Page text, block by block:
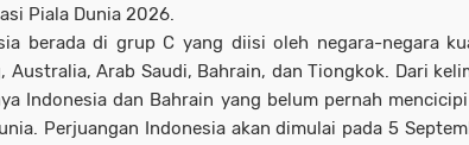
Piala Dunia 2026.
berada di grup C yang diisi oleh negara-negara
Australia, Arab Saudi, Bahrain, dan Tiongkok. Dari
Indonesia dan Bahrain yang belum pernah
Perjuangan Indonesia akan dimulai pada 5